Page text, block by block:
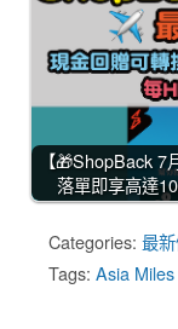
【🎁ShopBack 7
落單即享高達
Categories: 最
Tags: Asia Miles